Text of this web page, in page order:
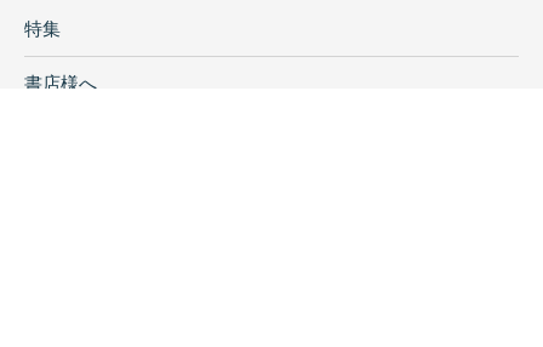
付図 古市古墳群旧地形図(集成図)1/10.000
特集
書店様へ